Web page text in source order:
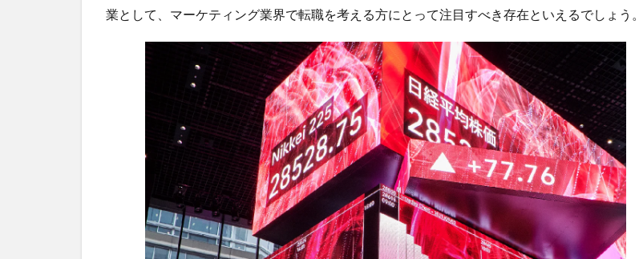
の
の平
均と
デー
2.2
業として、マーケティング業界で転職を考える方にとって注目すべき存在といえるでしょう。